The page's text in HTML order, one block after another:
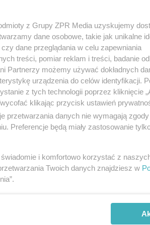
- wywiad z
że takie kobiety po prostu się
Wojciechowska to kobieta nie
serwisu dokłada wszelkich starań, aby
wynikającej z zastosowania
1 ustawy o działalności leczniczej.
z Grupy ZPR Media uzyskujemy
dane osobowe, takie jak unikalne
dane przeglądania w celu zapewniania
treści, pomiar reklam i treści, badanie
Partnerzy możemy używać dokładnych
urządzenia do celów identyfikacji.
z tych technologii poprzez kliknięcie
klikając przycisk ustawień
przetwarzania danych nie wymagają
Preferencje będą miały zastosowanie
i komfortowo korzystać z
Twoich danych znajdziesz w